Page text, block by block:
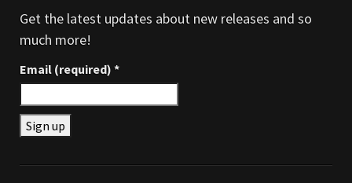
Get the latest updates about new releases and so
much more!
Email (required) *